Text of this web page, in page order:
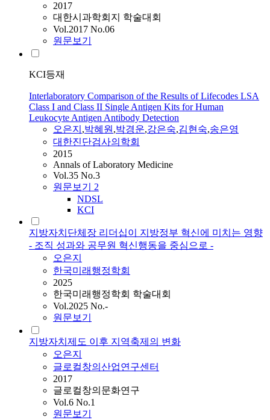
2017
대한시과학회지 학술대회
Vol.2017 No.06
원문보기
KCI등재
Interlaboratory Comparison of the Results of Lifecodes LSA
Class I and Class II Single Antigen Kits for Human
Leukocyte Antigen Antibody Detection
오은지 ,박혜원,박경운,강은숙,김현숙,송은영
대한진단검사의학회
2015
Annals of Laboratory Medicine
Vol.35 No.3
원문보기 2
NDSL
KCI
지방자치단체장 리더십이 지방정부 혁신에 미치는 영향
- 조직 성과와 공무원 혁신행동을 중심으로 -
오은지
한국미래행정학회
2025
한국미래행정학회 학술대회
Vol.2025 No.-
원문보기
지방자치제도 이후 지역축제의 변화
오은지
글로컬창의산업연구센터
2017
글로컬창의문화연구
Vol.6 No.1
원문보기